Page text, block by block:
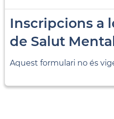
Inscripcions a
de Salut
Aquest formulari no és